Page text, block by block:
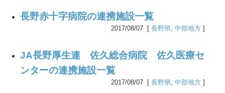
長野赤十字病院の連携施設一覧
2017/08/07 [ 長野県 中部地方 ]
JA長野厚生連 佐久総合病院 佐久医療セ
ンターの連携施設一覧
2017/08/07 [ 長野県 中部地方 ]